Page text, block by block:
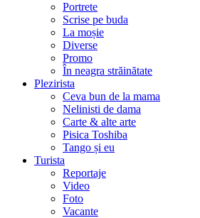
Portrete
Scrise pe buda
La moșie
Diverse
Promo
În neagra străinătate
Plezirista
Ceva bun de la mama
Nelinisti de dama
Carte & alte arte
Pisica Toshiba
Tango și eu
Turista
Reportaje
Video
Foto
Vacante